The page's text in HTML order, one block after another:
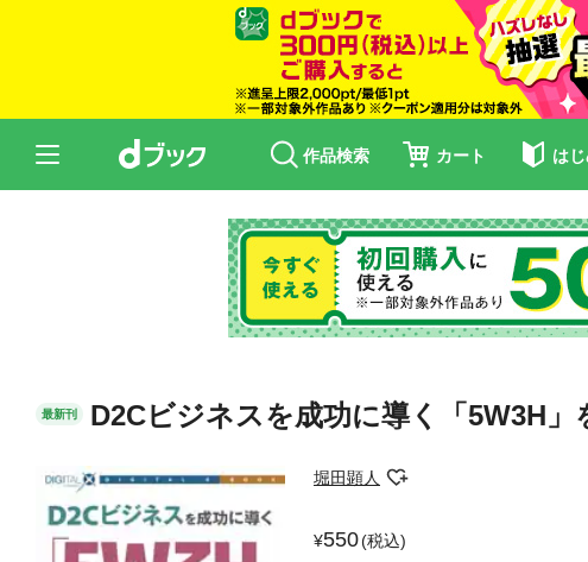
作品検索 カート は
最新刊 D2Cビジネスを成功に導く「5W3H」
堀田顕人
550(税込)